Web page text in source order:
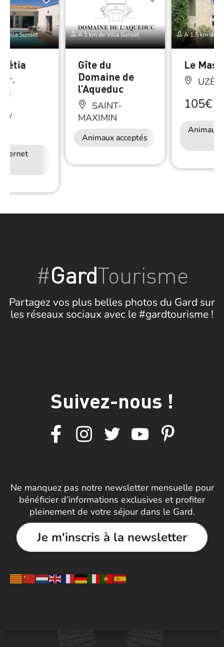
Villa Sunset
/
À 1 km de Villa Sunset
Gîte du
Domaine de
l’Aqueduc
SAINT-
MAXIMIN
Animaux acceptés
À 1.5 km de
Le Mas
UZÈS
105€/
Animaux
#GardTourisme
Partagez vos plus belles photos du Gard sur
les réseaux sociaux avec le #gardtourisme !
Suivez-nous !
Ne manquez pas notre newsletter mensuelle pour
bénéficier d’informations exclusives et profiter
pleinement de votre séjour dans le Gard.
Je m'inscris à la newsletter